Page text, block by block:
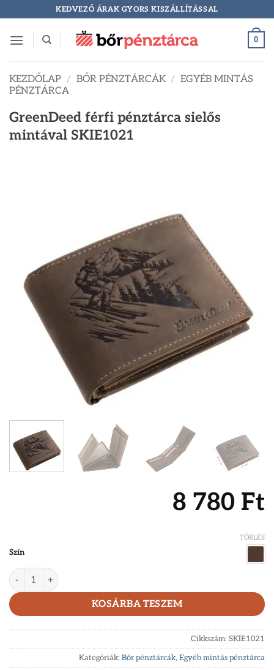
to
content
KEDVEZŐ ÁRAK GYORS KISZÁLLÍTÁSSAL
0
KEZDŐLAP / BŐR PÉNZTÁRCÁK / EGYÉB MINTÁS
PÉNZTÁRCA
GreenDeed férfi pénztárca sielős
mintával SKIE1021
8 780 Ft
Szín
TÖRLÉS
GreenDeed férfi pénztárca sielős mintával SKIE1021
KOSÁRBA TESZEM
Cikkszám: SKIE1021
Kategóriák: Bőr pénztárcák, Egyéb mintás pénztárca